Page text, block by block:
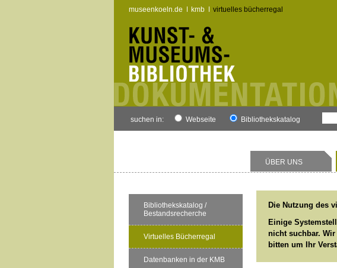
museenkoeln.de kmb virtuelles bücherregal
suchen in: Webseite Bibliothekskatalog
ÜBER UNS
Bibliothekskatalog /
Bestandsrecherche
Virtuelles Bücherregal
Datenbanken in der KMB
Die Nutzung des
Einige
nicht suchbar.
bitten um Ihr